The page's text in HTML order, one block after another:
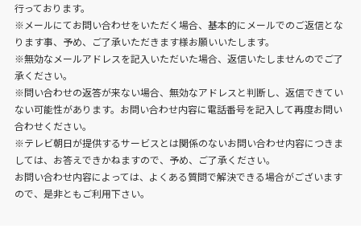
行っております。
※メールにてお問い合わせをいただく場合、基本的にメールでのご返信とな
ります事、予め、ご了承いただきます様お願いいたします。
※無効なメールアドレスを記入いただいた場合、返信いたしませんのでご了
承ください。
※問い合わせの返答が来ない場合、無効なアドレスと判断し、返信できてい
ない可能性があります。お問い合わせ内容に電話番号を記入して再度お問い
合わせください。
※テレビ朝日が提供するサービスとは関係のないお問い合わせ内容につきま
しては、お答えできかねますので、予め、ご了承ください。
お問い合わせ内容によっては、よくある質問で解決できる場合がございます
ので、是非ともご利用下さい。